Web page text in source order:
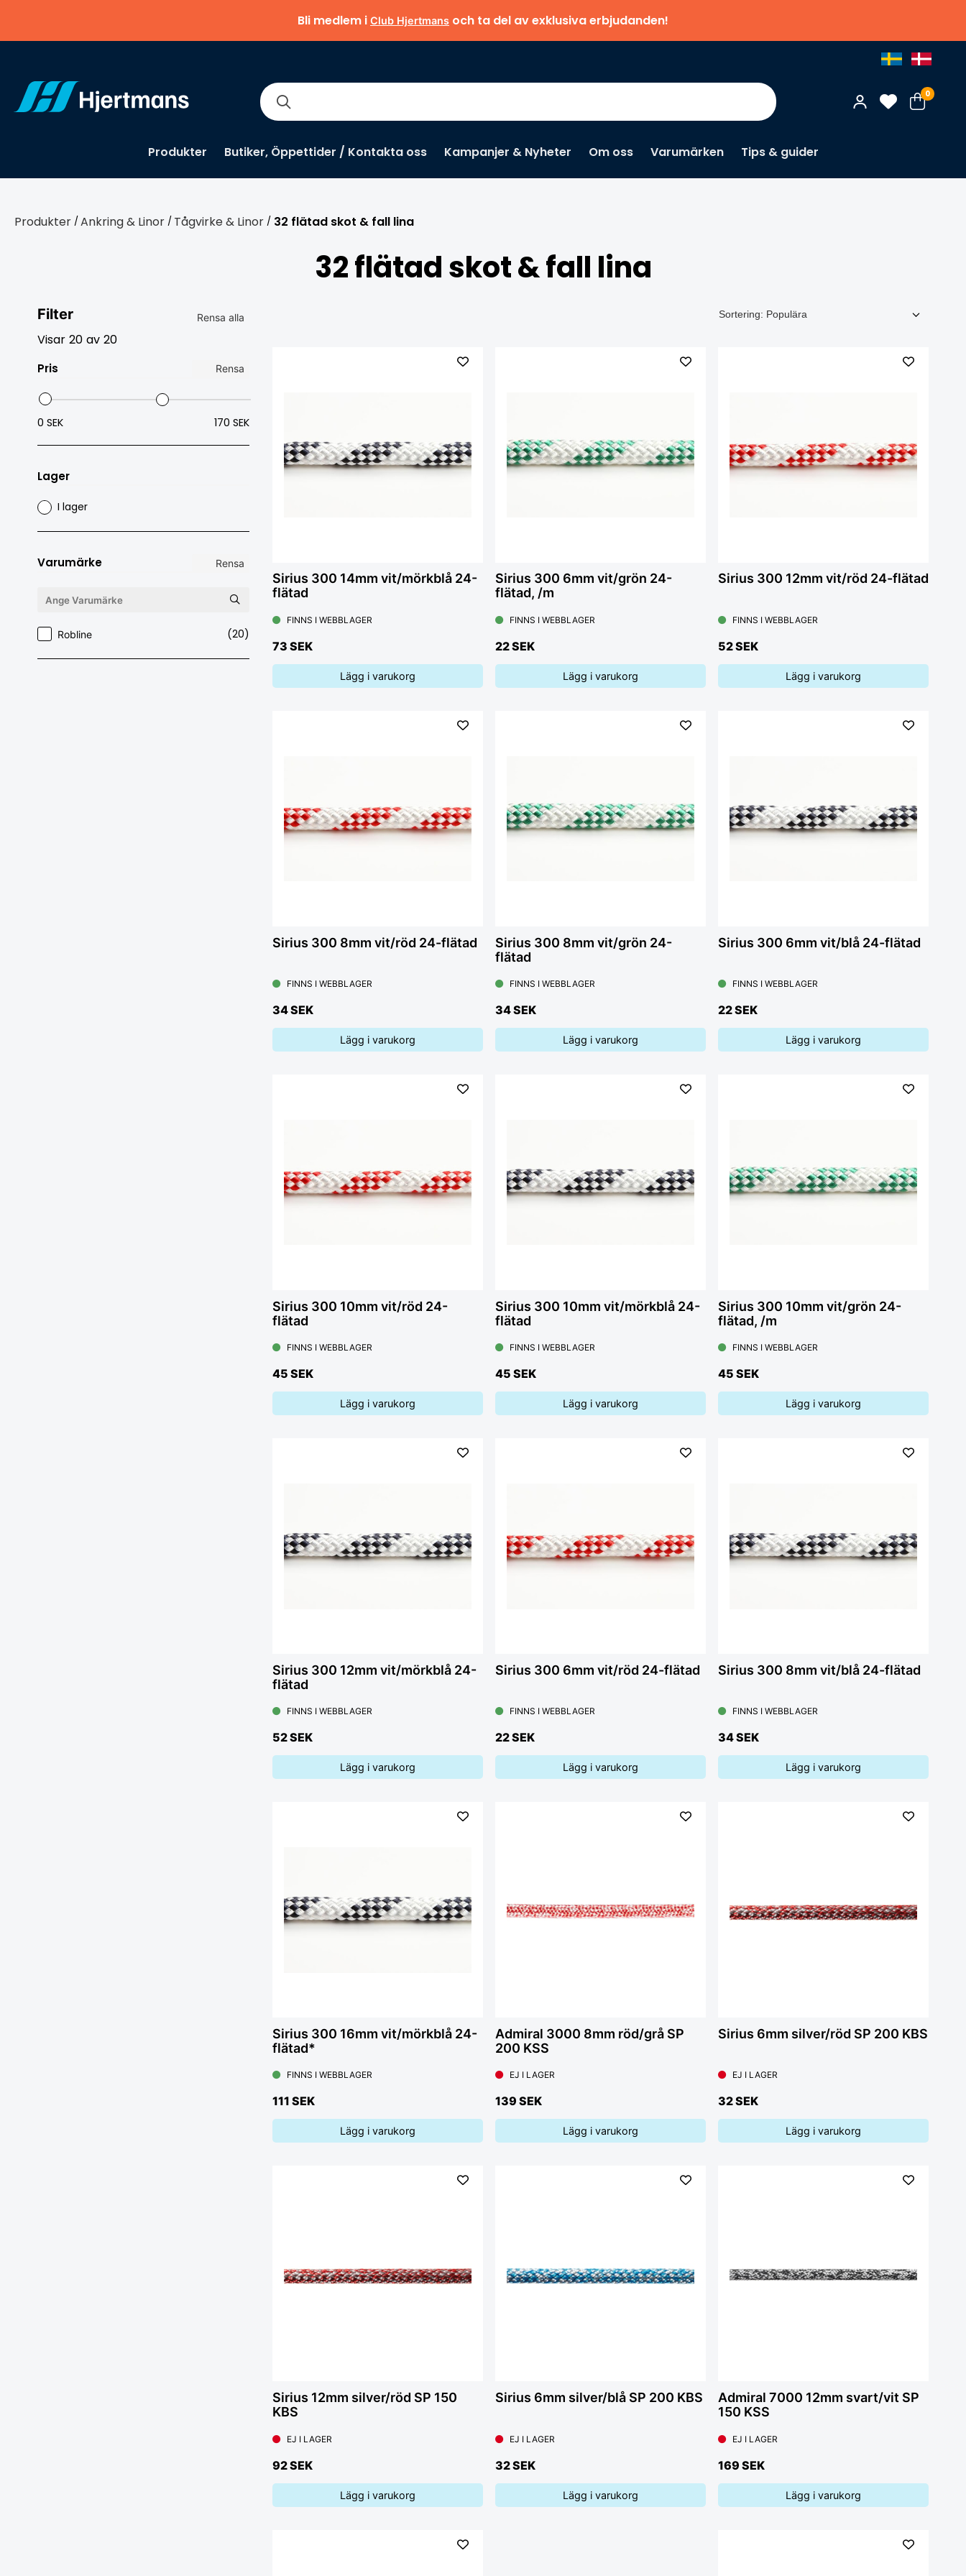
Bli medlem i Club Hjertmans och ta del av exklusiva erbjudanden!
0
Produkter Butiker, Öppettider / Kontakta oss Kampanjer & Nyheter Om oss Varumärken Tips & guider
Produkter / Ankring & Linor / Tågvirke & Linor / 32 flätad skot & fall lina
32 flätad skot & fall lina
Filter Rensa alla
Visar 20 av 20
Pris Rensa
0 SEK 170 SEK
Lager
I lager
Varumärke Rensa
Robline (20)
Sirius 300 14mm vit/mörkblå 24-
flätad
FINNS I WEBBLAGER
73 SEK
Lägg i varukorg
Sirius 300 6mm vit/grön 24-
flätad, /m
FINNS I WEBBLAGER
22 SEK
Lägg i varukorg
Sirius 300 12mm vit/röd 24-flätad
FINNS I WEBBLAGER
52 SEK
Lägg i varukorg
Sirius 300 8mm vit/röd 24-flätad
FINNS I WEBBLAGER
34 SEK
Lägg i varukorg
Sirius 300 8mm vit/grön 24-
flätad
FINNS I WEBBLAGER
34 SEK
Lägg i varukorg
Sirius 300 6mm vit/blå 24-flätad
FINNS I WEBBLAGER
22 SEK
Lägg i varukorg
Sirius 300 10mm vit/röd 24-
flätad
FINNS I WEBBLAGER
45 SEK
Lägg i varukorg
Sirius 300 10mm vit/mörkblå 24-
flätad
FINNS I WEBBLAGER
45 SEK
Lägg i varukorg
Sirius 300 10mm vit/grön 24-
flätad, /m
FINNS I WEBBLAGER
45 SEK
Lägg i varukorg
Sirius 300 12mm vit/mörkblå 24-
flätad
FINNS I WEBBLAGER
52 SEK
Lägg i varukorg
Sirius 300 6mm vit/röd 24-flätad
FINNS I WEBBLAGER
22 SEK
Lägg i varukorg
Sirius 300 8mm vit/blå 24-flätad
FINNS I WEBBLAGER
34 SEK
Lägg i varukorg
Sirius 300 16mm vit/mörkblå 24-
flätad*
FINNS I WEBBLAGER
111 SEK
Lägg i varukorg
Admiral 3000 8mm röd/grå SP
200 KSS
EJ I LAGER
139 SEK
Lägg i varukorg
Sirius 6mm silver/röd SP 200 KBS
EJ I LAGER
32 SEK
Lägg i varukorg
Sirius 12mm silver/röd SP 150
KBS
EJ I LAGER
92 SEK
Lägg i varukorg
Sirius 6mm silver/blå SP 200 KBS
EJ I LAGER
32 SEK
Lägg i varukorg
Admiral 7000 12mm svart/vit SP
150 KSS
EJ I LAGER
169 SEK
Lägg i varukorg